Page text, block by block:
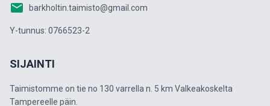
email barkholtin.taimisto@gmail.com
Y-tunnus: 0766523-2
SIJAINTI
Taimistomme on tie no 130 varrella n. 5 km Valkeakoskelta
Tampereelle päin.